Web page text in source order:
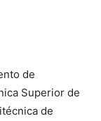
de
Superior de
de